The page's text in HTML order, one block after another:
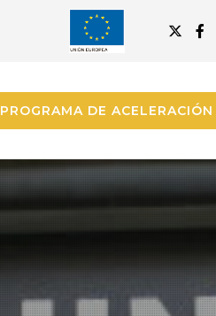
PROGRAMA DE